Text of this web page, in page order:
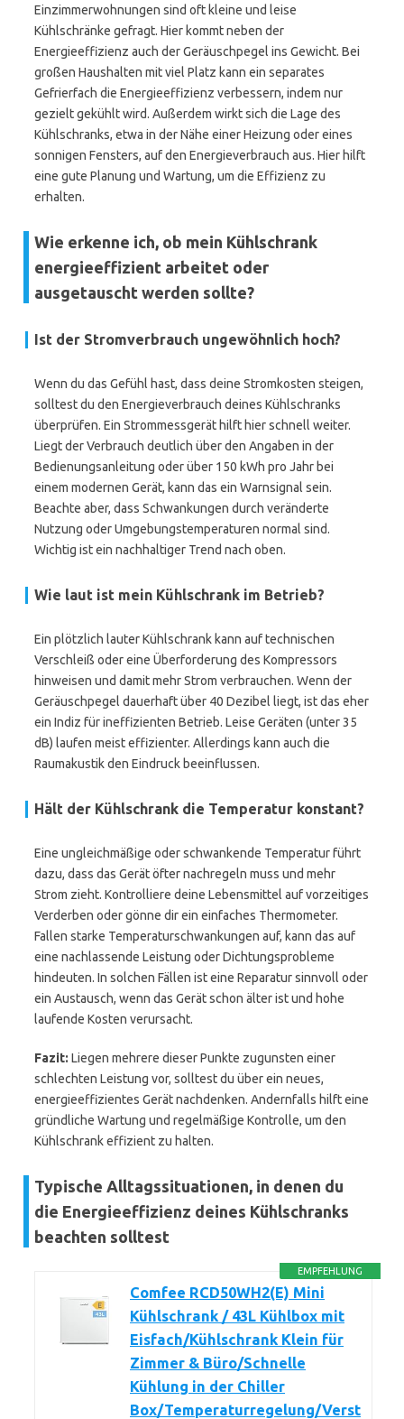
Einzimmerwohnungen sind oft kleine und leise
Kühlschränke gefragt. Hier kommt neben der
Energieeffizienz auch der Geräuschpegel ins Gewicht. Bei
großen Haushalten mit viel Platz kann ein separates
Gefrierfach die Energieeffizienz verbessern, indem nur
gezielt gekühlt wird. Außerdem wirkt sich die Lage des
Kühlschranks, etwa in der Nähe einer Heizung oder eines
sonnigen Fensters, auf den Energieverbrauch aus. Hier hilft
eine gute Planung und Wartung, um die Effizienz zu
erhalten.
Wie erkenne ich, ob mein Kühlschrank
energieeffizient arbeitet oder
ausgetauscht werden sollte?
Ist der Stromverbrauch ungewöhnlich hoch?
Wenn du das Gefühl hast, dass deine Stromkosten steigen,
solltest du den Energieverbrauch deines Kühlschranks
überprüfen. Ein Strommessgerät hilft hier schnell weiter.
Liegt der Verbrauch deutlich über den Angaben in der
Bedienungsanleitung oder über 150 kWh pro Jahr bei
einem modernen Gerät, kann das ein Warnsignal sein.
Beachte aber, dass Schwankungen durch veränderte
Nutzung oder Umgebungstemperaturen normal sind.
Wichtig ist ein nachhaltiger Trend nach oben.
Wie laut ist mein Kühlschrank im Betrieb?
Ein plötzlich lauter Kühlschrank kann auf technischen
Verschleiß oder eine Überforderung des Kompressors
hinweisen und damit mehr Strom verbrauchen. Wenn der
Geräuschpegel dauerhaft über 40 Dezibel liegt, ist das eher
ein Indiz für ineffizienten Betrieb. Leise Geräten (unter 35
dB) laufen meist effizienter. Allerdings kann auch die
Raumakustik den Eindruck beeinflussen.
Hält der Kühlschrank die Temperatur konstant?
Eine ungleichmäßige oder schwankende Temperatur führt
dazu, dass das Gerät öfter nachregeln muss und mehr
Strom zieht. Kontrolliere deine Lebensmittel auf vorzeitiges
Verderben oder gönne dir ein einfaches Thermometer.
Fallen starke Temperaturschwankungen auf, kann das auf
eine nachlassende Leistung oder Dichtungsprobleme
hindeuten. In solchen Fällen ist eine Reparatur sinnvoll oder
ein Austausch, wenn das Gerät schon älter ist und hohe
laufende Kosten verursacht.
Fazit: Liegen mehrere dieser Punkte zugunsten einer
schlechten Leistung vor, solltest du über ein neues,
energieeffizientes Gerät nachdenken. Andernfalls hilft eine
gründliche Wartung und regelmäßige Kontrolle, um den
Kühlschrank effizient zu halten.
Typische Alltagssituationen, in denen du
die Energieeffizienz deines Kühlschranks
beachten solltest
EMPFEHLUNG
Comfee RCD50WH2(E) Mini
Kühlschrank / 43L Kühlbox mit
Eisfach/Kühlschrank Klein für
Zimmer & Büro/Schnelle
Kühlung in der Chiller
Box/Temperaturregelung/Verst